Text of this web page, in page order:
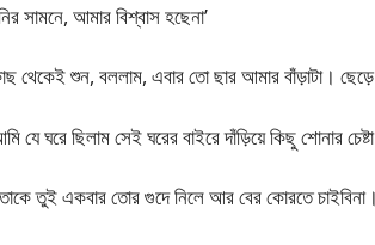
সামনে, আমার বিশ্বাস হছেনা’
শুন, বললাম, এবার তো ছার আমার বাঁড়াটা।
যে ঘরে ছিলাম সেই ঘরের বাইরে দাঁড়িয়ে কিছু শোনার
তোকে তুই একবার তোর গুদে নিলে আর বের কোরতে